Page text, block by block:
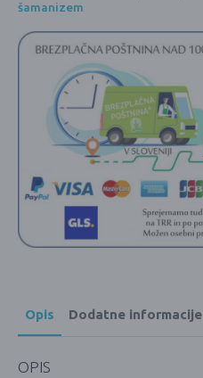
šamanizem
Opis Dodatne informacije
OPIS